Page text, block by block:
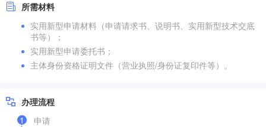
所需材料
实用新型申请材料（申请请求书、说明书、实用新型技术交底
书等）；
实用新型申请委托书；
主体身份资格证明文件（营业执照/身份证复印件等）。
办理流程
1
申请